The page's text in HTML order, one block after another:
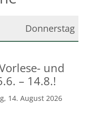
Donnerstag
und
– 14.8.!
14. August 2026